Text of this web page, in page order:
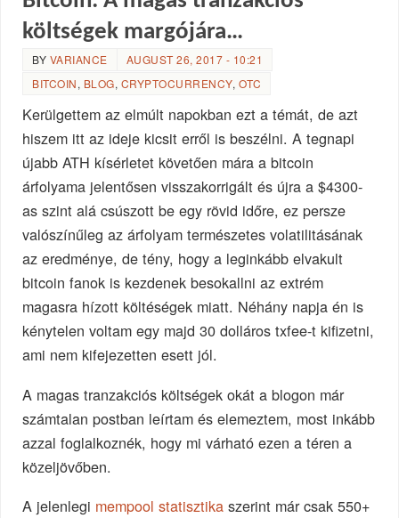
költségek margójára…
BY VARIANCE
AUGUST 26, 2017 - 10:21
BITCOIN, BLOG, CRYPTOCURRENCY, OTC
Kerülgettem az elmúlt napokban ezt a témát, de azt
hiszem itt az ideje kicsit erről is beszélni. A tegnapi
újabb ATH kísérletet követően mára a bitcoin
árfolyama jelentősen visszakorrigált és újra a $4300-
as szint alá csúszott be egy rövid időre, ez persze
valószínűleg az árfolyam természetes volatilitásának
az eredménye, de tény, hogy a leginkább elvakult
bitcoin fanok is kezdenek besokallni az extrém
magasra hízott költéségek miatt. Néhány napja én is
kénytelen voltam egy majd 30 dolláros txfee-t kifizetni,
ami nem kifejezetten esett jól.
A magas tranzakciós költségek okát a blogon már
számtalan postban leírtam és elemeztem, most inkább
azzal foglalkoznék, hogy mi várható ezen a téren a
közeljövőben.
A jelenlegi mempool statisztika szerint már csak 550+